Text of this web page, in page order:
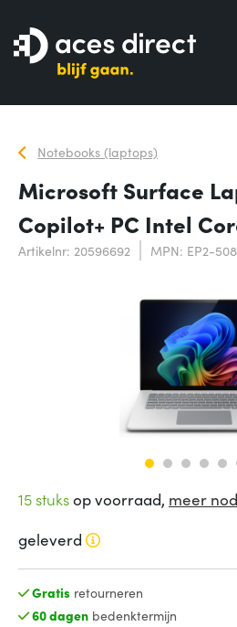
Notebooks (laptops)
Microsoft Surface
Copilot+ PC Intel
Artikelnr: 20596692 MPN: EP2-
15 stuksop voorraad, meer
geleverd
Gratis retourneren
60 dagenbedenktermijn